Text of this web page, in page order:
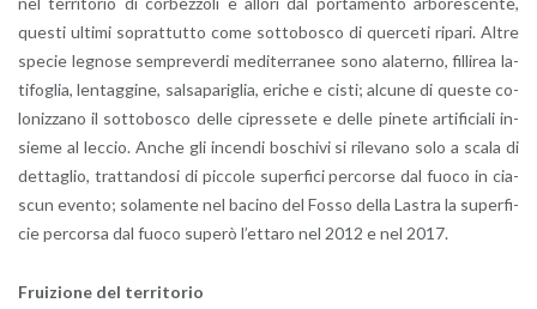
que­sti ul­ti­mi so­prat­tut­to come sot­to­bo­sco di quer­ce­ti ri­pa­ri. Altre
spe­cie le­gno­se sem­pre­ver­di me­di­ter­ra­nee sono ala­ter­no, fil­li­rea la­
ti­fo­glia, len­tag­gi­ne, sal­sa­pa­ri­glia, eri­che e cisti; al­cu­ne di que­ste co­
lo­niz­za­no il sot­to­bo­sco delle ci­pres­se­te e delle pi­ne­te ar­ti­fi­cia­li in­
sie­me al lec­cio. Anche gli in­cen­di bo­schi­vi si ri­le­va­no solo a scala di
det­ta­glio, trat­tan­do­si di pic­co­le su­per­fi­ci per­cor­se dal fuoco in cia­
scun even­to; so­la­men­te nel ba­ci­no del Fosso della La­stra la su­per­fi­
cie per­cor­sa dal fuoco su­pe­rò l’et­ta­ro nel 2012 e nel 2017.
Frui­zio­ne del ter­ri­to­rio